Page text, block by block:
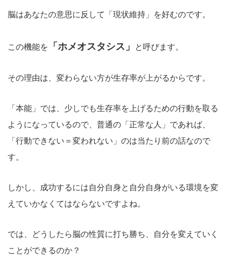
脳はあなたの意思に反して「現状維持」を好むのです。
この機能を 「ホメオスタシス」 と呼びます。
その理由は、変わらない方が生存率が上がるからです。
「本能」では、少しでも生存率を上げるための行動を取る
ようになっているので、普通の「正常な人」であれば、
「行動できない＝変われない」のは当たり前の話なので
す。
しかし、成功するには自分自身と自分自身がいる環境を変
えていかなくてはならないですよね。
では、どうしたら脳の性質に打ち勝ち、自分を変えていく
ことができるのか？